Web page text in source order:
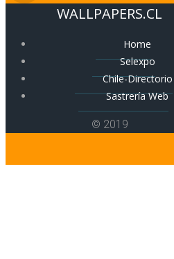
WALLPAPERS.CL
Home
Selexpo
Chile-Directorio
Sastrería Web
© 2019